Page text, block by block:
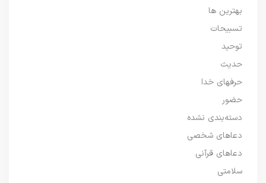
بهترین ها
تسبیحات
توحید
حدیث
حرفهای خدا
حضور
دسته‌بندی نشده
دعاهای شخصی
دعاهای قرآنی
سلامتی